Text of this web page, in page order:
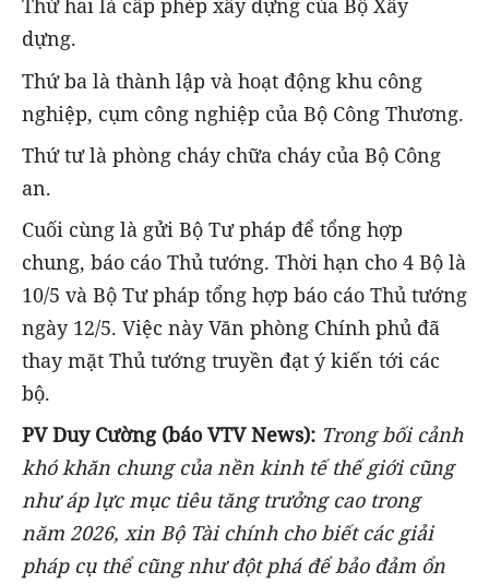
Thứ hai là cấp phép xây dựng của Bộ Xây
dựng.
Thứ ba là thành lập và hoạt động khu công
nghiệp, cụm công nghiệp của Bộ Công Thương.
Thứ tư là phòng cháy chữa cháy của Bộ Công
an.
Cuối cùng là gửi Bộ Tư pháp để tổng hợp
chung, báo cáo Thủ tướng. Thời hạn cho 4 Bộ là
10/5 và Bộ Tư pháp tổng hợp báo cáo Thủ tướng
ngày 12/5. Việc này Văn phòng Chính phủ đã
thay mặt Thủ tướng truyền đạt ý kiến tới các
bộ.
PV Duy Cường (báo VTV News): Trong bối cảnh
khó khăn chung của nền kinh tế thế giới cũng
như áp lực mục tiêu tăng trưởng cao trong
năm 2026, xin Bộ Tài chính cho biết các giải
pháp cụ thể cũng như đột phá để bảo đảm ổn